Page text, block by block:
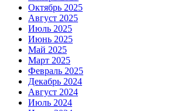
Октябрь 2025
Август 2025
Июль 2025
Июнь 2025
Май 2025
Март 2025
Февраль 2025
Декабрь 2024
Август 2024
Июль 2024